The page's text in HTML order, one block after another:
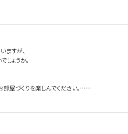
ますが、
ょうか。
部屋づくりを楽しんでください。……